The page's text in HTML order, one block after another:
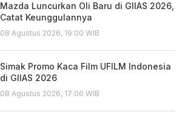
Mazda Luncurkan Oli Baru di GIIAS 2026,
Catat Keunggulannya
08 Agustus 2026, 19:00 WIB
Simak Promo Kaca Film UFILM Indonesia
di GIIAS 2026
08 Agustus 2026, 17:06 WIB